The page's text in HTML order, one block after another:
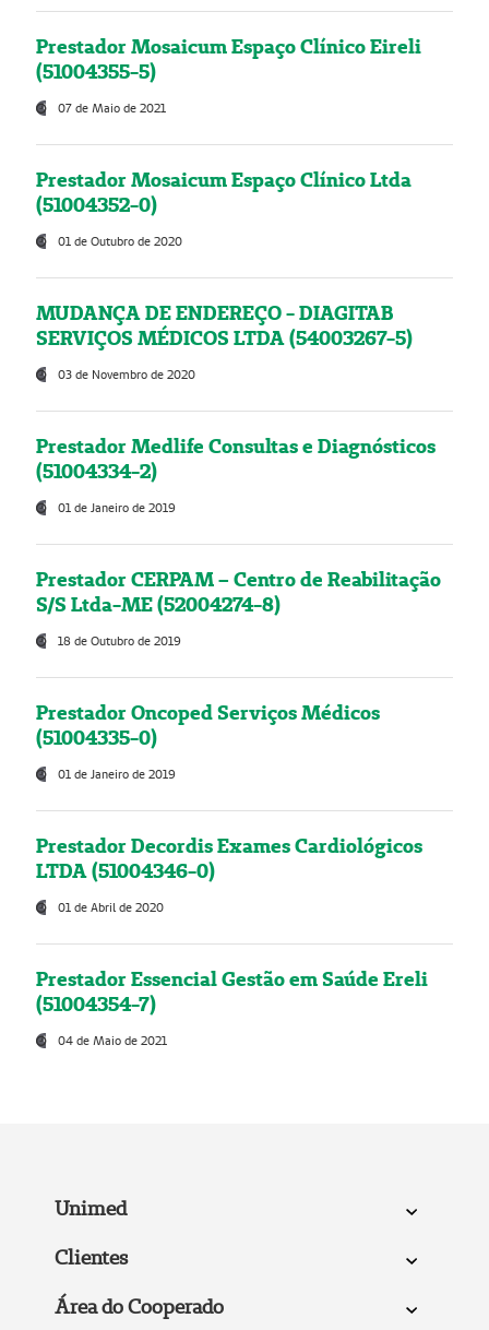
Prestador Mosaicum Espaço Clínico Eireli
(51004355-5)
07 de Maio de 2021
Prestador Mosaicum Espaço Clínico Ltda
(51004352-0)
01 de Outubro de 2020
MUDANÇA DE ENDEREÇO - DIAGITAB
SERVIÇOS MÉDICOS LTDA (54003267-5)
03 de Novembro de 2020
Prestador Medlife Consultas e Diagnósticos
(51004334-2)
01 de Janeiro de 2019
Prestador CERPAM – Centro de Reabilitação
S/S Ltda-ME (52004274-8)
18 de Outubro de 2019
Prestador Oncoped Serviços Médicos
(51004335-0)
01 de Janeiro de 2019
Prestador Decordis Exames Cardiológicos
LTDA (51004346-0)
01 de Abril de 2020
Prestador Essencial Gestão em Saúde Ereli
(51004354-7)
04 de Maio de 2021
Unimed
Clientes
Área do Cooperado